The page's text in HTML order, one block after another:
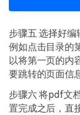
步骤五 选择好编
例如点击目录的
以将第一页的内
要跳转的页面信
步骤六 将pdf文
置完成之后，直